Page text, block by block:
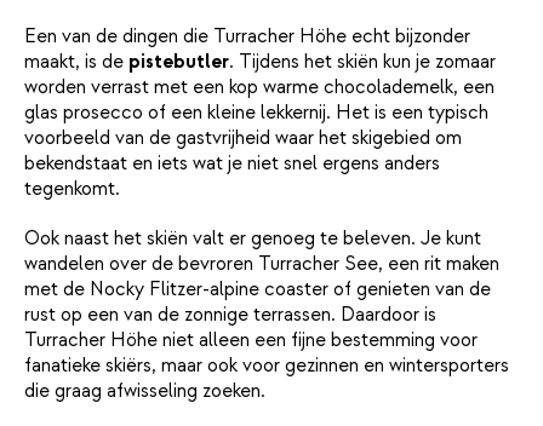
Een van de dingen die Turracher Höhe echt bijzonder
maakt, is de pistebutler. Tijdens het skiën kun je zomaar
worden verrast met een kop warme chocolademelk, een
glas prosecco of een kleine lekkernij. Het is een typisch
voorbeeld van de gastvrijheid waar het skigebied om
bekendstaat en iets wat je niet snel ergens anders
tegenkomt.
Ook naast het skiën valt er genoeg te beleven. Je kunt
wandelen over de bevroren Turracher See, een rit maken
met de Nocky Flitzer-alpine coaster of genieten van de
rust op een van de zonnige terrassen. Daardoor is
Turracher Höhe niet alleen een fijne bestemming voor
fanatieke skiërs, maar ook voor gezinnen en wintersporters
die graag afwisseling zoeken.